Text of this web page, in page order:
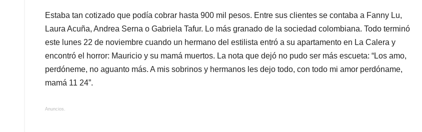
Estaba tan cotizado que podía cobrar hasta 900 mil pesos. Entre sus clientes se contaba a Fanny Lu,
Laura Acuña, Andrea Serna o Gabriela Tafur. Lo más granado de la sociedad colombiana. Todo terminó
este lunes 22 de noviembre cuando un hermano del estilista entró a su apartamento en La Calera y
encontró el horror: Mauricio y su mamá muertos. La nota que dejó no pudo ser más escueta: “Los amo,
perdóneme, no aguanto más. A mis sobrinos y hermanos les dejo todo, con todo mi amor perdóname,
mamá 11 24”.
Anuncios.